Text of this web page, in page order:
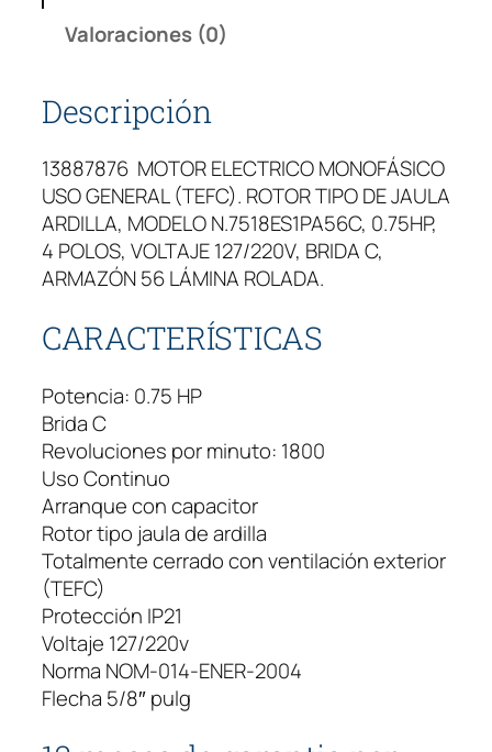
Valoraciones (0)
Descripción
13887876 MOTOR ELECTRICO MONOFÁSICO
USO GENERAL (TEFC). ROTOR TIPO DE JAULA
ARDILLA, MODELO N.7518ES1PA56C, 0.75HP,
4 POLOS, VOLTAJE 127/220V, BRIDA C,
ARMAZÓN 56 LÁMINA ROLADA.
CARACTERÍSTICAS
Potencia: 0.75 HP
Brida C
Revoluciones por minuto: 1800
Uso Continuo
Arranque con capacitor
Rotor tipo jaula de ardilla
Totalmente cerrado con ventilación exterior
(TEFC)
Protección IP21
Voltaje 127/220v
Norma NOM-014-ENER-2004
Flecha 5/8″ pulg